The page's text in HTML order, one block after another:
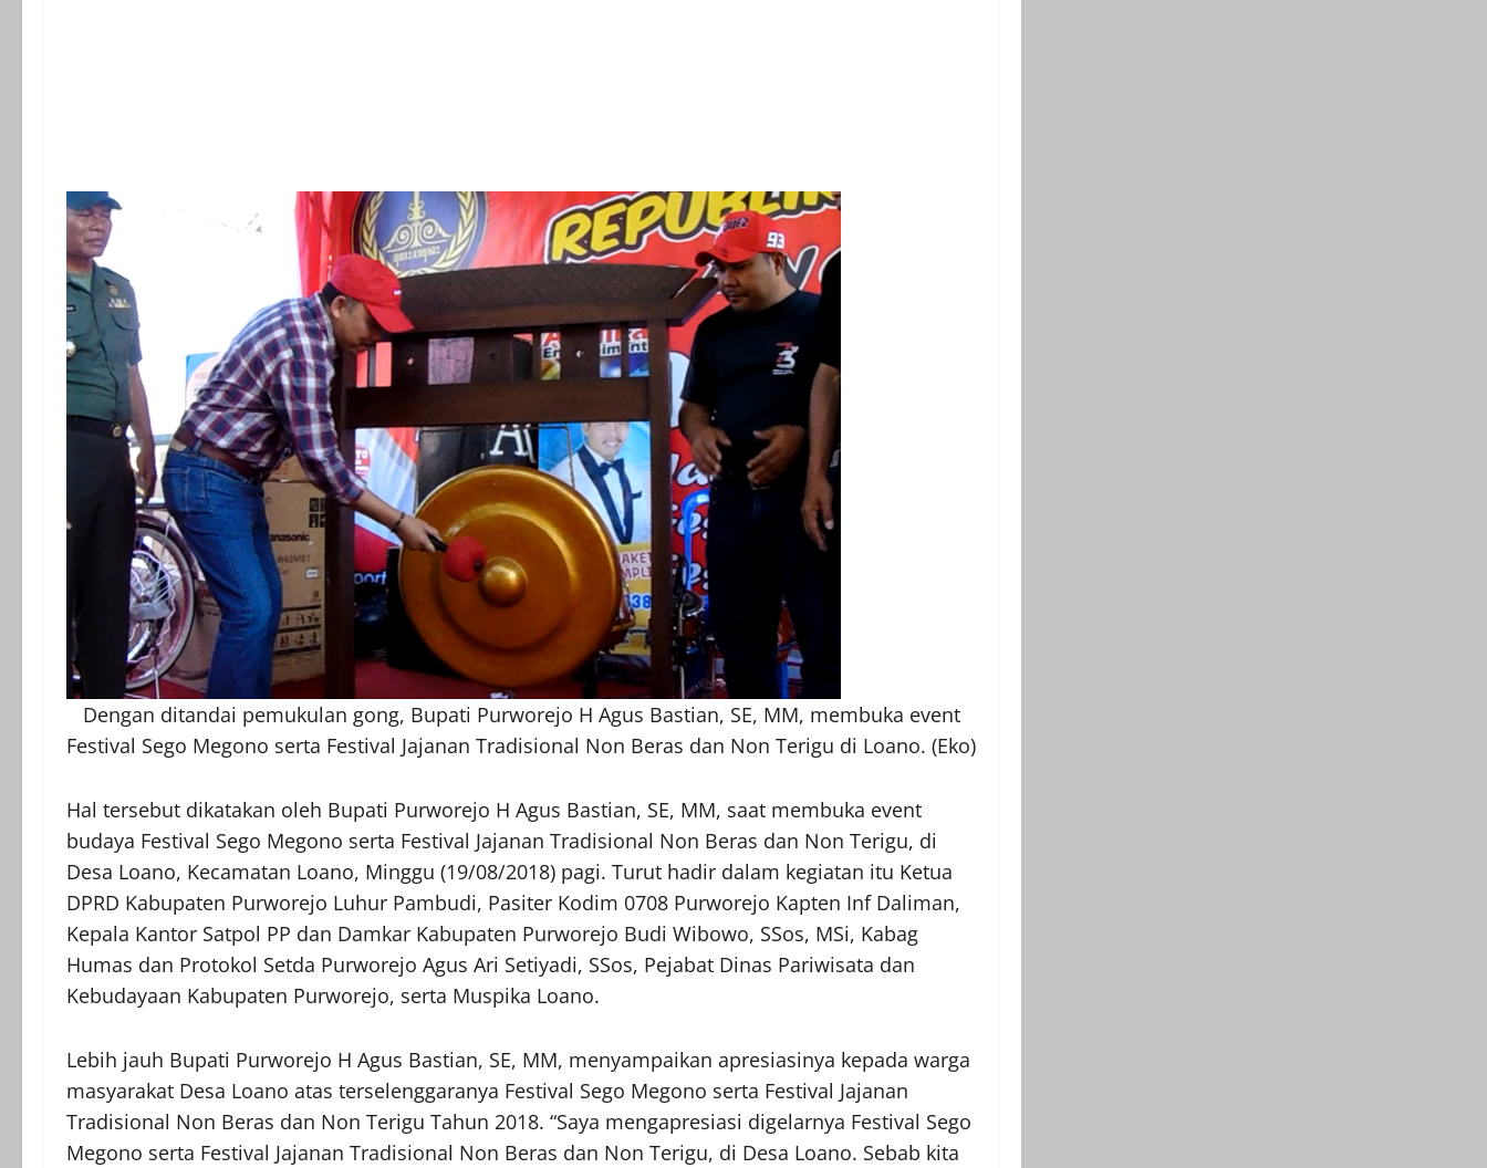
Dengan ditandai pemukulan gong, Bupati Purworejo H Agus Bastian, SE, MM, membuka event
Festival Sego Megono serta Festival Jajanan Tradisional Non Beras dan Non Terigu di Loano. (Eko)
Hal tersebut dikatakan oleh Bupati Purworejo H Agus Bastian, SE, MM, saat membuka event
budaya Festival Sego Megono serta Festival Jajanan Tradisional Non Beras dan Non Terigu, di
Desa Loano, Kecamatan Loano, Minggu (19/08/2018) pagi. Turut hadir dalam kegiatan itu Ketua
DPRD Kabupaten Purworejo Luhur Pambudi, Pasiter Kodim 0708 Purworejo Kapten Inf Daliman,
Kepala Kantor Satpol PP dan Damkar Kabupaten Purworejo Budi Wibowo, SSos, MSi, Kabag
Humas dan Protokol Setda Purworejo Agus Ari Setiyadi, SSos, Pejabat Dinas Pariwisata dan
Kebudayaan Kabupaten Purworejo, serta Muspika Loano.
Lebih jauh Bupati Purworejo H Agus Bastian, SE, MM, menyampaikan apresiasinya kepada warga
masyarakat Desa Loano atas terselenggaranya Festival Sego Megono serta Festival Jajanan
Tradisional Non Beras dan Non Terigu Tahun 2018. “Saya mengapresiasi digelarnya Festival Sego
Megono serta Festival Jajanan Tradisional Non Beras dan Non Terigu, di Desa Loano. Sebab kita